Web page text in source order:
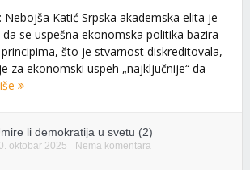
Katić Srpska akademska elita je
se uspešna ekonomska politika bazira
što je stvarnost diskreditovala,
za ekonomski uspeh „najključnije“ da
li demokratija u svetu (2)
oktobar 2025 Nema komentara